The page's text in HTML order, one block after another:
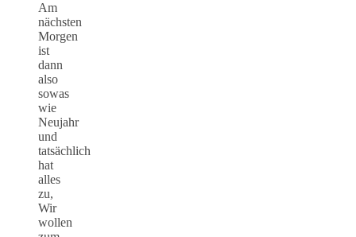
Am
nächsten
Morgen
ist
dann
also
sowas
wie
Neujahr
und
tatsächlich
hat
alles
zu,
Wir
wollen